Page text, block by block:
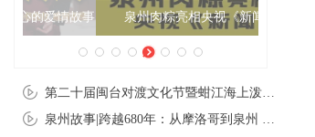
泉州肉粽亮相央视《新闻联播》